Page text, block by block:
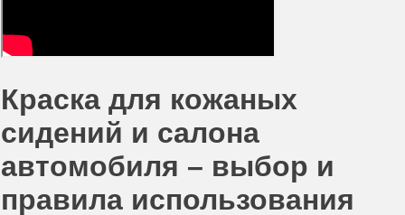
Краска для кожаных
сидений и салона
автомобиля – выбор и
правила использования